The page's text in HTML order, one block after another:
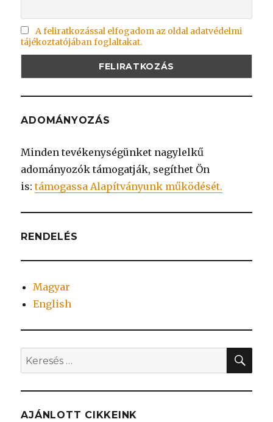
A feliratkozással elfogadom az oldal adatvédelmi
tájékoztatójában foglaltakat.
ADOMÁNYOZÁS
Minden tevékenységünket nagylelkű
adományozók támogatják, segíthet Ön
is:támogassa Alapítványunk működését.
RENDELÉS
Magyar
English
Keresés
a
következő
kifejezésre:
AJÁNLOTT CIKKEINK